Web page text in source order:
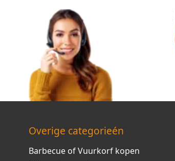
Overige categorieén
Barbecue of Vuurkorf kopen